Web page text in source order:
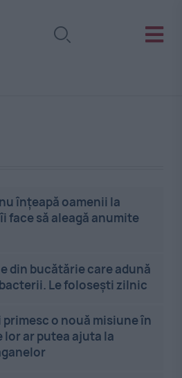
înțeapă oamenii la
face să aleagă anumite
din bucătărie care adună
Le folosești zilnic
o nouă misiune în
ar putea ajuta la